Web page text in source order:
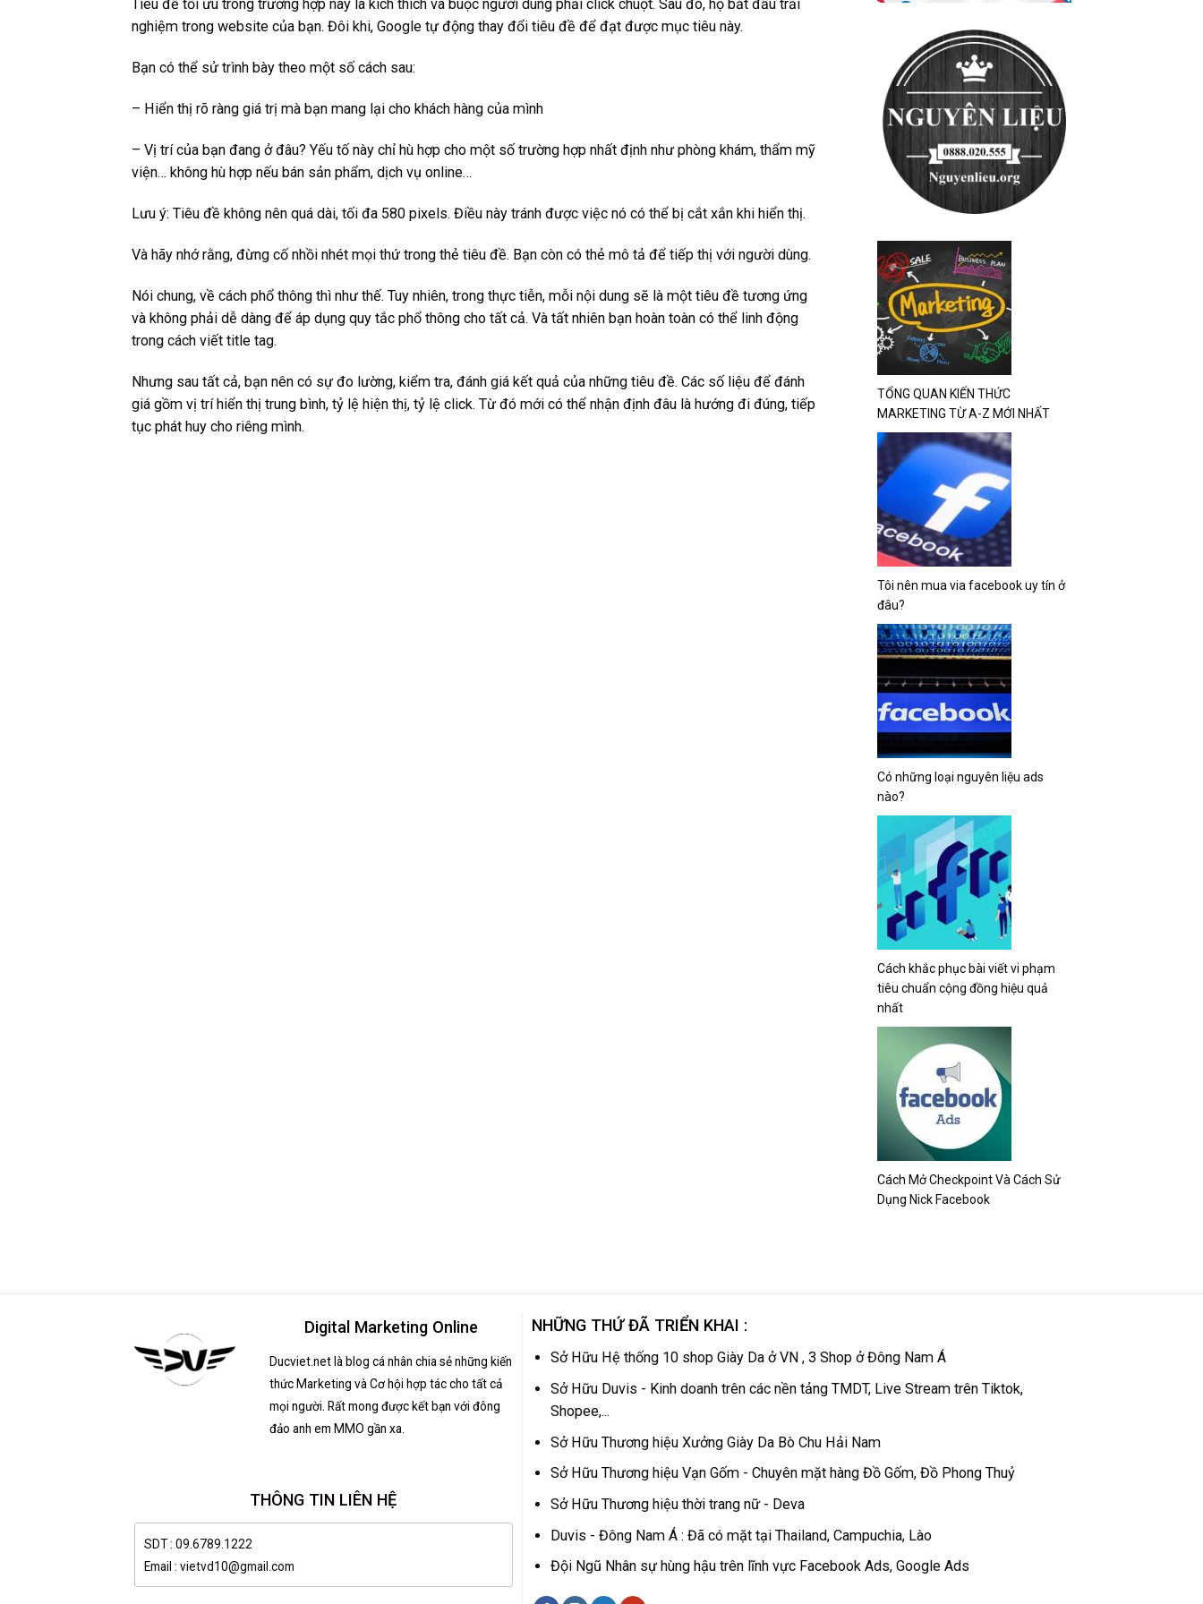
Tiêu đề tối ưu trong trường hợp này là kích thích và buộc người dùng phải click chuột. Sau đó, họ bắt đầu trải
nghiệm trong website của bạn. Đôi khi, Google tự động thay đổi tiêu đề để đạt được mục tiêu này.
Bạn có thể sử trình bày theo một số cách sau:
– Hiển thị rõ ràng giá trị mà bạn mang lại cho khách hàng của mình
– Vị trí của bạn đang ở đâu? Yếu tố này chỉ hù hợp cho một số trường hợp nhất định như phòng khám, thẩm mỹ
viện… không hù hợp nếu bán sản phẩm, dịch vụ online…
Lưu ý: Tiêu đề không nên quá dài, tối đa 580 pixels. Điều này tránh được việc nó có thể bị cắt xắn khi hiển thị.
Và hãy nhớ rằng, đừng cố nhồi nhét mọi thứ trong thẻ tiêu đề. Bạn còn có thẻ mô tả để tiếp thị với người dùng.
Nói chung, về cách phổ thông thì như thế. Tuy nhiên, trong thực tiễn, mỗi nội dung sẽ là một tiêu đề tương ứng
và không phải dễ dàng để áp dụng quy tắc phổ thông cho tất cả. Và tất nhiên bạn hoàn toàn có thể linh động
trong cách viết title tag.
Nhưng sau tất cả, bạn nên có sự đo lường, kiểm tra, đánh giá kết quả của những tiêu đề. Các số liệu để đánh
giá gồm vị trí hiển thị trung bình, tỷ lệ hiện thị, tỷ lệ click. Từ đó mới có thể nhận định đâu là hướng đi đúng, tiếp
tục phát huy cho riêng mình.
TỔNG QUAN KIẾN THỨC
MARKETING TỪ A-Z MỚI NHẤT
Tôi nên mua via facebook uy tín ở
đâu?
Có những loại nguyên liệu ads
nào?
Cách khắc phục bài viết vi phạm
tiêu chuẩn cộng đồng hiệu quả
nhất
Cách Mở Checkpoint Và Cách Sử
Dụng Nick Facebook
Digital Marketing Online
Ducviet.net là blog cá nhân chia sẻ những kiến
thức Marketing và Cơ hội hợp tác cho tất cả
mọi người. Rất mong được kết bạn với đông
đảo anh em MMO gần xa.
THÔNG TIN LIÊN HỆ
SDT : 09.6789.1222
Email : vietvd10@gmail.com
NHỮNG THỨ ĐÃ TRIỂN KHAI :
Sở Hữu Hệ thống 10 shop Giày Da ở VN , 3 Shop ở Đông Nam Á
Sở Hữu Duvis - Kinh doanh trên các nền tảng TMDT, Live Stream trên Tiktok,
Shopee,...
Sở Hữu Thương hiệu Xưởng Giày Da Bò Chu Hải Nam
Sở Hữu Thương hiệu Vạn Gốm - Chuyên mặt hàng Đồ Gốm, Đồ Phong Thuỷ
Sở Hữu Thương hiệu thời trang nữ - Deva
Duvis - Đông Nam Á : Đã có mặt tại Thailand, Campuchia, Lào
Đội Ngũ Nhân sự hùng hậu trên lĩnh vực Facebook Ads, Google Ads